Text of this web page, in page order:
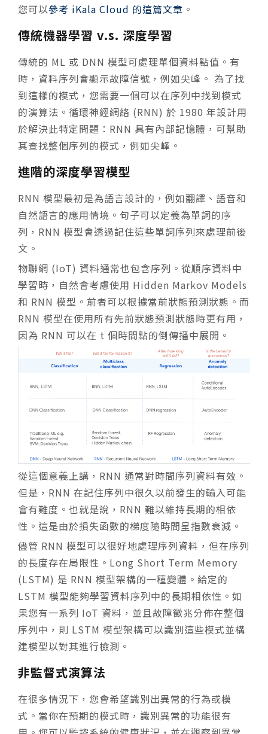
您可以參考 iKala Cloud 的這篇文章 。
傳統機器學習 v.s. 深度學習
傳統的 ML 或 DNN 模型可處理單個資料點值。有
時，資料序列會顯示故障信號，例如尖峰。 為了找
到這樣的模式，您需要一個可以在序列中找到模式
的演算法。循環神經網絡 (RNN) 於 1980 年設計用
於解決此特定問題：RNN 具有內部記憶體，可幫助
其查找整個序列的模式，例如尖峰。
進階的深度學習模型
RNN 模型最初是為語言設計的，例如翻譯、語音和
自然語言的應用情境。句子可以定義為單詞的序
列，RNN 模型會透過記住這些單詞序列來處理前後
文。
物聯網 (IoT) 資料通常也包含序列。從順序資料中
學習時，自然會考慮使用 Hidden Markov Models
和 RNN 模型。前者可以根據當前狀態預測狀態。而
RNN 模型在使用所有先前狀態預測狀態時更有用，
因為 RNN 可以在 t 個時間點的倒傳播中展開。
從這個意義上講，RNN 通常對時間序列資料有效。
但是，RNN 在記住序列中很久以前發生的輸入可能
會有難度。也就是說，RNN 難以維持長期的相依
性。這是由於損失函數的梯度隨時間呈指數衰減。
儘管 RNN 模型可以很好地處理序列資料，但在序列
的長度存在局限性。Long Short Term Memory
(LSTM) 是 RNN 模型架構的一種變體。給定的
LSTM 模型能夠學習資料序列中的長期相依性。如
果您有一系列 IoT 資料，並且故障徵兆分佈在整個
序列中，則 LSTM 模型架構可以識別這些模式並構
建模型以對其進行檢測。
非監督式演算法
在很多情況下，您會希望識別出異常的行為或模
式。當你在預期的模式時，識別異常的功能很有